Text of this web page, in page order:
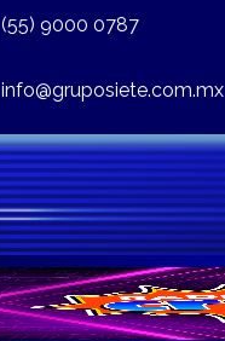
(55) 9000 0787
info@gruposiete.com.mx